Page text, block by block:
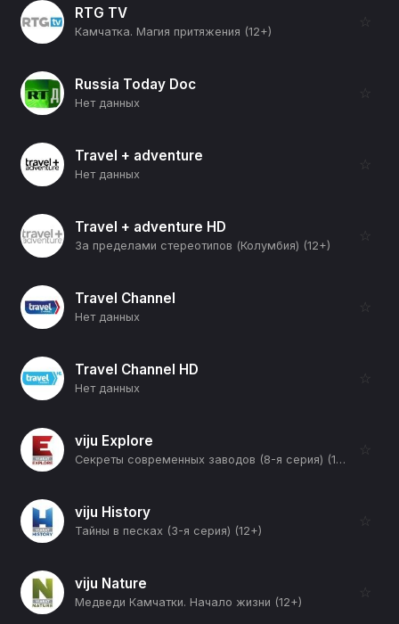
RTG TV
Камчатка. Магия притяжения (12+)
☆
Russia Today Doc
Нет данных
☆
Travel + adventure
Нет данных
☆
Travel + adventure HD
За пределами стереотипов (Колумбия) (12+)
☆
Travel Channel
Нет данных
☆
Travel Channel HD
Нет данных
☆
viju Explore
Секреты современных заводов (8-я серия) (12+)
☆
viju History
Тайны в песках (3-я серия) (12+)
☆
viju Nature
Медведи Камчатки. Начало жизни (12+)
☆